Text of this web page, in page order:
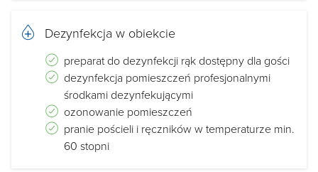
Dezynfekcja w obiekcie
preparat do dezynfekcji rąk dostępny dla gości
dezynfekcja pomieszczeń profesjonalnymi
środkami dezynfekującymi
ozonowanie pomieszczeń
pranie pościeli i ręczników w temperaturze min.
60 stopni